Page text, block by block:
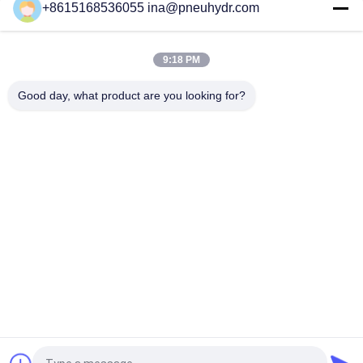
NBSANMINSE C Type Pneumatic Air Fittings Muffler Throttle
Valve Pneumatic Kuningan Peredam
Rc Thread KF Pneumatic Air Fittings Kuningan dengan berlapis
+8615168536055 ina@pneuhydr.com
9:18 PM
Good day, what product are you looking for?